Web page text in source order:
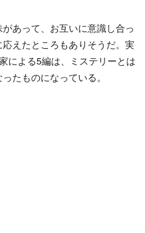
あって、お互いに意識し合っ
えたところもありそうだ。実
による5編は、ミステリーとは
たものになっている。